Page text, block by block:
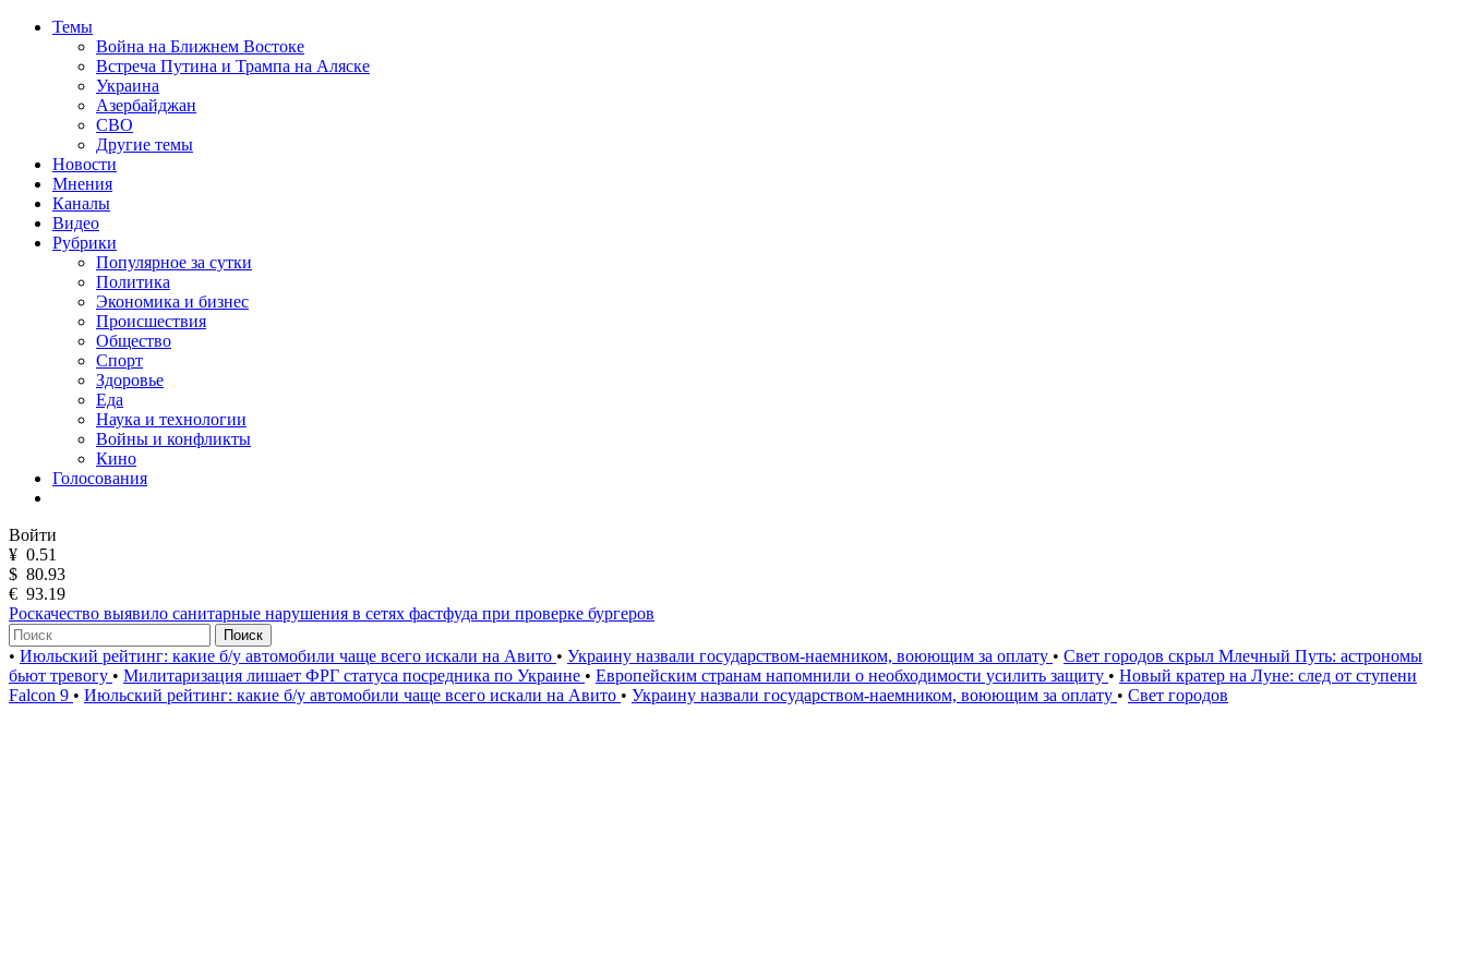
Темы
Война на Ближнем Востоке
Встреча Путина и Трампа на Аляске
Украина
Азербайджан
СВО
Другие темы
Новости
Мнения
Каналы
Видео
Рубрики
Популярное за сутки
Политика
Экономика и бизнес
Происшествия
Общество
Спорт
Здоровье
Еда
Наука и технологии
Войны и конфликты
Кино
Голосования
Войти
¥ 0.51
$ 80.93
€ 93.19
Роскачество выявило санитарные нарушения в сетях фастфуда при проверке бургеров
Поиск
• Июльский рейтинг: какие б/у автомобили чаще всего искали на Авито • Украину назвали государством-наемником, воюющим за оплату • Свет городов скрыл Млечный Путь: астрономы
бьют тревогу • Милитаризация лишает ФРГ статуса посредника по Украине • Европейским странам напомнили о необходимости усилить защиту • Новый кратер на Луне: след от ступени
Falcon 9 • Июльский рейтинг: какие б/у автомобили чаще всего искали на Авито • Украину назвали государством-наемником, воюющим за оплату • Свет городов